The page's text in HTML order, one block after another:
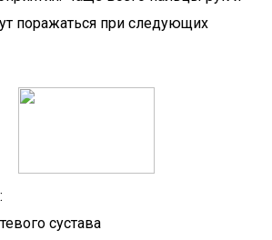
поражаться при следующих
сустава